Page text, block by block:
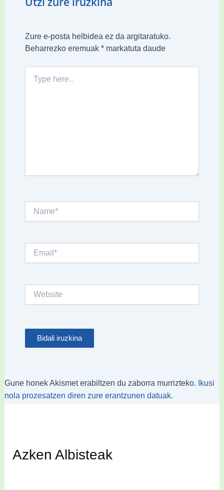
Zure e-posta helbidea ez da argitaratuko.
Beharrezko eremuak *markatuta daude
here..
Gune honek Akismet erabiltzen du zaborra murrizteko.
Ikusi
nola prozesatzen diren zure erantzunen datuak.
Azken Albisteak